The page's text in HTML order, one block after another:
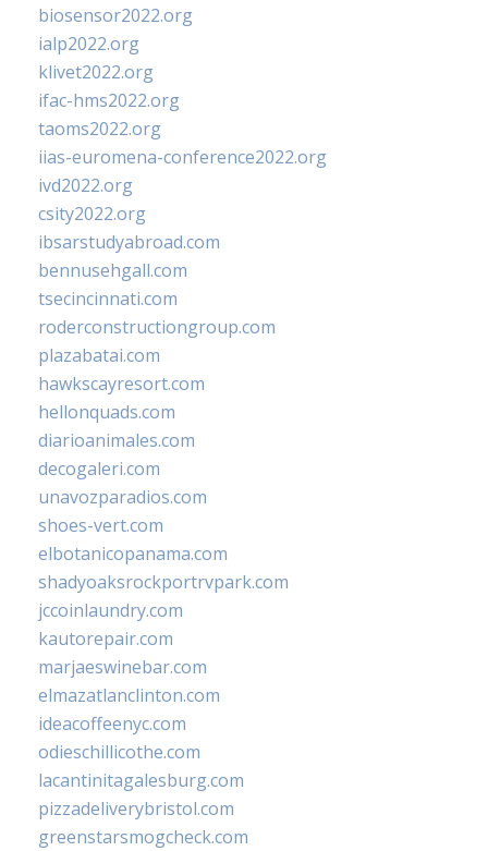
biosensor2022.org
ialp2022.org
klivet2022.org
ifac-hms2022.org
taoms2022.org
iias-euromena-conference2022.org
ivd2022.org
csity2022.org
ibsarstudyabroad.com
bennusehgall.com
tsecincinnati.com
roderconstructiongroup.com
plazabatai.com
hawkscayresort.com
hellonquads.com
diarioanimales.com
decogaleri.com
unavozparadios.com
shoes-vert.com
elbotanicopanama.com
shadyoaksrockportrvpark.com
jccoinlaundry.com
kautorepair.com
marjaeswinebar.com
elmazatlanclinton.com
ideacoffeenyc.com
odieschillicothe.com
lacantinitagalesburg.com
pizzadeliverybristol.com
greenstarsmogcheck.com